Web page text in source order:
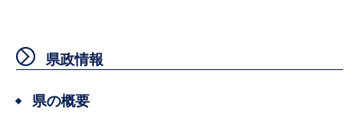
県政情報
県の概要